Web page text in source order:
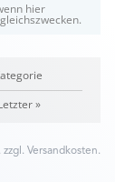
hier
»
zzgl. Versandkosten.